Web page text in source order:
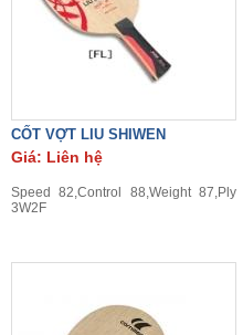
CỐT VỢT LIU SHIWEN
Giá: Liên hệ
Speed 82,Control 88,Weight 87,Ply
3W2F